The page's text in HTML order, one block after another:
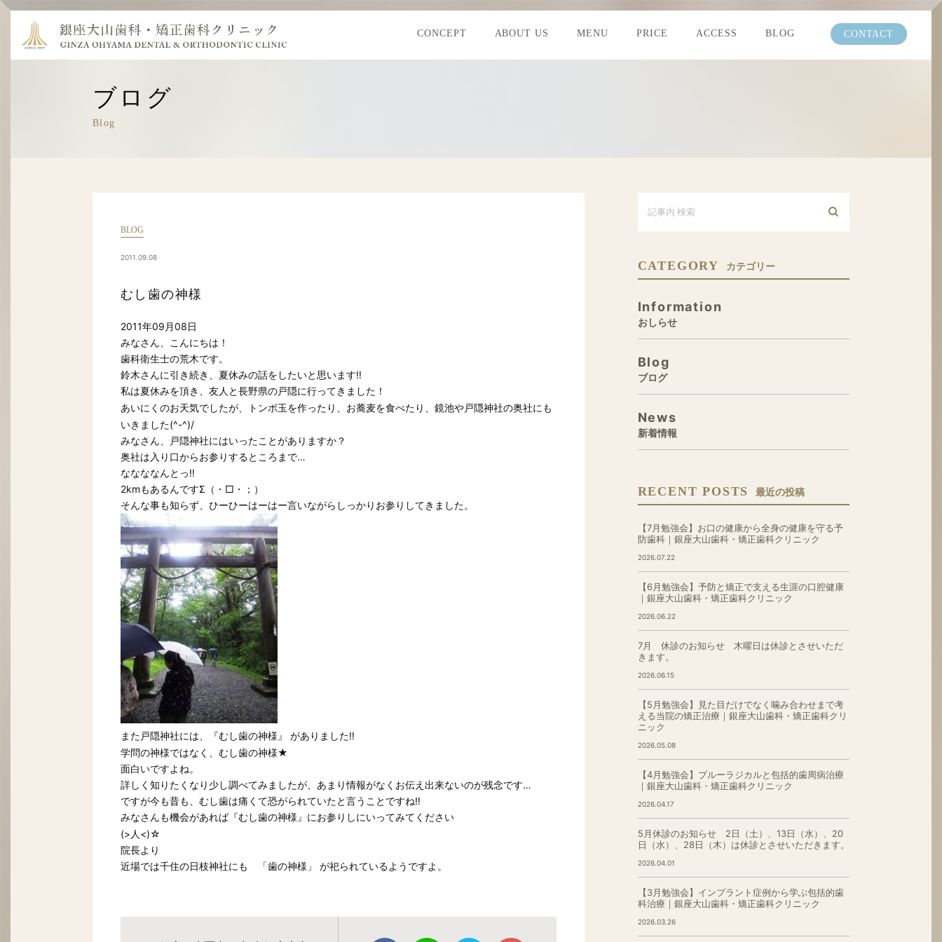
CONCEPT ABOUT US MENU PRICE ACCESS BLOG CONTACT
ブログ
Blog
BLOG
2011.09.08
むし歯の神様
2011年09月08日
みなさん、こんにちは！
歯科衛生士の荒木です。
鈴木さんに引き続き、夏休みの話をしたいと思います‼
私は夏休みを頂き、友人と 長野県の戸隠に行ってきました！
あいにくのお天気でしたが、トンボ玉を作ったり、お蕎麦を食べたり、 鏡池や戸隠神社の奥社にも
いきました(^-^)/
みなさん、戸隠神社にはいったことがありますか？
奥社は入り口からお参りするところまで…
ななななんとっ‼
2kmもあるんですΣ（・□・；）
そんな事も知らず、ひーひーはーはー言いながらしっかりお参りしてきました。
また戸隠神社には、 『むし歯の神様』
がありました‼
学問の神様ではなく、むし歯の神様★
面白いですよね。
詳しく知りたくなり少し調べてみましたが、あまり情報がなくお伝え出来ないのが残念です…
ですが今も昔も、むし歯は痛くて恐がられていたと言うことですね‼
みなさんも機会があれば『むし歯の神様』 にお参りしにいってみてください
(>人<)☆
院長より
近場では千住の日枝神社にも
「歯の神様」 が祀られているようですよ。
CATEGORY カテゴリー
Information
おしらせ
Blog
ブログ
News
新着情報
RECENT POSTS 最近の投稿
【7月勉強会】お口の健康から全身の健康を守る予
防歯科｜銀座大山歯科・矯正歯科クリニック
2026.07.22
【6月勉強会】予防と矯正で支える生涯の口腔健康
｜銀座大山歯科・矯正歯科クリニック
2026.06.22
7月 休診のお知らせ 木曜日は休診とさせいただ
きます。
2026.06.15
【5月勉強会】見た目だけでなく噛み合わせまで考
える当院の矯正治療｜銀座大山歯科・矯正歯科クリ
ニック
2026.05.08
【4月勉強会】ブルーラジカルと包括的歯周病治療
｜銀座大山歯科・矯正歯科クリニック
2026.04.17
5月休診のお知らせ 2日（土）、13日（水）、20
日（水）、28日（木）は休診とさせいただきます。
2026.04.01
【3月勉強会】インプラント症例から学ぶ包括的歯
科治療｜銀座大山歯科・矯正歯科クリニック
2026.03.26